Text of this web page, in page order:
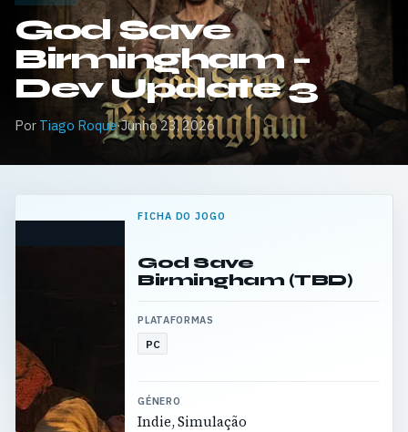
God Save
Birmingham –
Dev Update 3
Por Tiago Roque·Junho 23, 2026
FICHA DO JOGO
God Save
Birmingham (TBD)
PLATAFORMAS
PC
GÉNERO
Indie, Simulação